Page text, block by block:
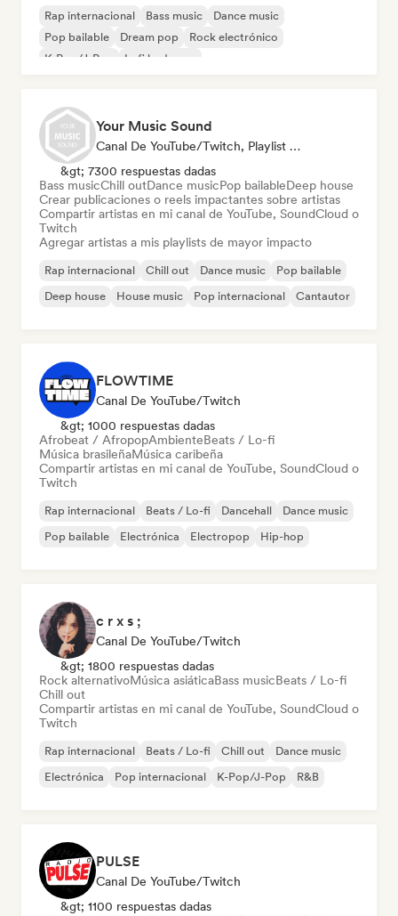
Rap internacional Bass music
Dance music
Pop bailable
Dream pop
Rock electrónico
K-Pop/J-Pop
Lofi bedroom
Your Music Sound
Canal De YouTube/Twitch, Playlist Curator, Social Media Influencer
&gt; 7300 respuestas dadas
Bass musicChill outDance musicPop bailableDeep house
Crear publicaciones o reels impactantes sobre artistas
Compartir artistas en mi canal de YouTube, SoundCloud o
Twitch
Agregar artistas a mis playlists de mayor impacto
Rap internacional Chill out Dance music
Pop bailable
Deep house
House music Pop internacional Cantautor
FLOWTIME
Canal De YouTube/Twitch
&gt; 1000 respuestas dadas
Afrobeat / AfropopAmbienteBeats / Lo-fi
Música brasileñaMúsica caribeña
Compartir artistas en mi canal de YouTube, SoundCloud o
Twitch
Rap internacional Beats / Lo-fi Dancehall
Dance music
Pop bailable
Electrónica Electropop Hip-hop
c r x s ;
Canal De YouTube/Twitch
&gt; 1800 respuestas dadas
Rock alternativoMúsica asiáticaBass musicBeats / Lo-fi
Chill out
Compartir artistas en mi canal de YouTube, SoundCloud o
Twitch
Rap internacional Beats / Lo-fi Chill out
Dance music
Electrónica
Pop internacional K-Pop/J-Pop R&B
PULSE
Canal De YouTube/Twitch
&gt; 1100 respuestas dadas